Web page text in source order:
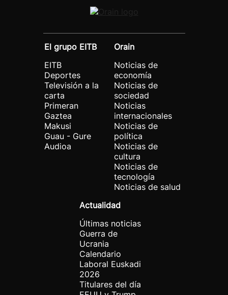
El grupo EITB
EITB
Deportes
Televisión a la
carta
Primeran
Gaztea
Makusi
Guau - Gure
Audioa
Orain
Noticias de
economía
Noticias de
sociedad
Noticias
internacionales
Noticias de
política
Noticias de
cultura
Noticias de
tecnología
Noticias de salud
Actualidad
Últimas noticias
Guerra de
Ucrania
Calendario
Laboral Euskadi
2026
Titulares del día